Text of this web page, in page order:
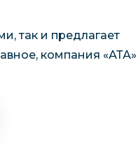
так и предлагает
компания «АТА»